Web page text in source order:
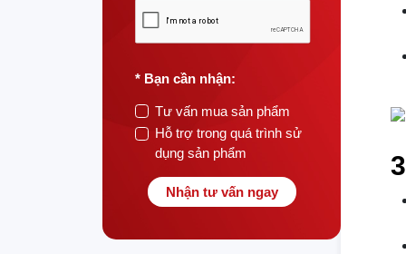
* Bạn cần nhận:
Tư vấn mua sản phẩm
Hỗ trợ trong quá trình sử
dụng sản phẩm
Nhận tư vấn ngay